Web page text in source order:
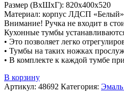
Размер (ВхШхГ): 820х400х520
Материал: корпус ЛДСП
Внимание! Ручка не входит в
Кухонные тумбы
• Это позволяет легко
• Тумбы на таких ножках
• В комплекте к каждой тумбе
В корзину
Артикул: 48692 Категория: Эмаль